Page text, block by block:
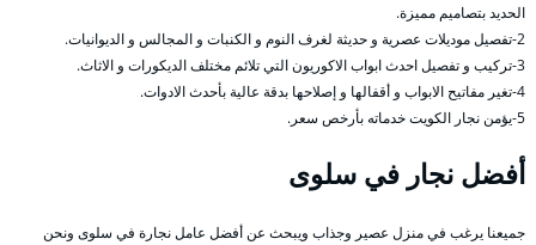
الحديد بتصاميم مميزة.
2-تفصيل موديلات عصرية و حديثة لغرف النوم و الكنبات و المجالس و الديوانيات.
3-تركيب و تفصيل احدث ابواب الاكوريون التي تلائم مختلف الديكورات و الاثاث.
4-تغير مفاتيح الابواب و أقفالها و إصلاحها بدقة عالية بأحدث الادوات.
5-يؤمن نجار الكويت خدماته بأرخص سعر.
أفضل نجار في سلوى
جميعنا يرغب في منزل عصير وجذاب ويبحث عن أفضل عامل نجارة في سلوى ونحن